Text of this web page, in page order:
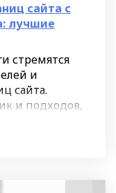
сайта с
лучшие
стремятся
и
сайта.
и подходов,